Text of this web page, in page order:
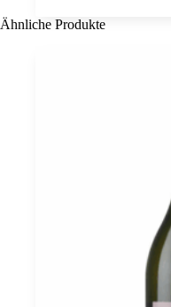
PDO,
Ähnliche Produkte